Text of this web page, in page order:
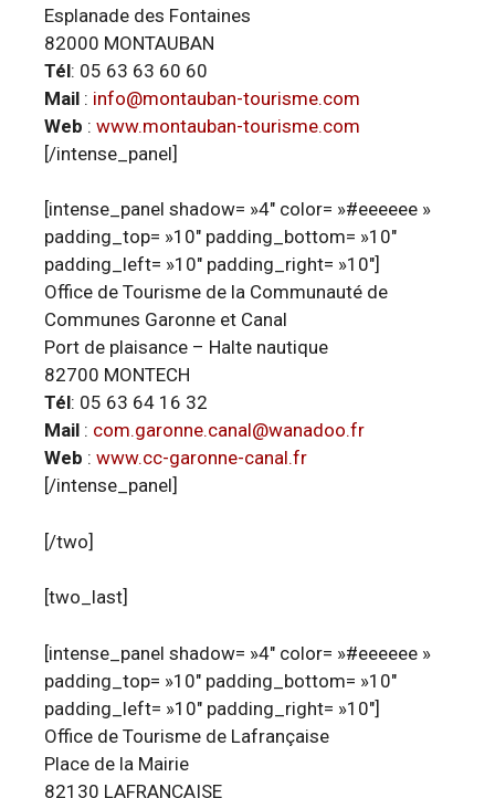
Esplanade des Fontaines
82000 MONTAUBAN
Tél: 05 63 63 60 60
Mail : info@montauban-tourisme.com
Web : www.montauban-tourisme.com
[/intense_panel]
[intense_panel shadow= »4″ color= »#eeeeee »
padding_top= »10″ padding_bottom= »10″
padding_left= »10″ padding_right= »10″]
Office de Tourisme de la Communauté de
Communes Garonne et Canal
Port de plaisance – Halte nautique
82700 MONTECH
Tél: 05 63 64 16 32
Mail : com.garonne.canal@wanadoo.fr
Web : www.cc-garonne-canal.fr
[/intense_panel]
[/two]
[two_last]
[intense_panel shadow= »4″ color= »#eeeeee »
padding_top= »10″ padding_bottom= »10″
padding_left= »10″ padding_right= »10″]
Office de Tourisme de Lafrançaise
Place de la Mairie
82130 LAFRANÇAISE